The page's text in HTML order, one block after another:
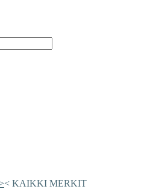
< KAIKKI MERKIT